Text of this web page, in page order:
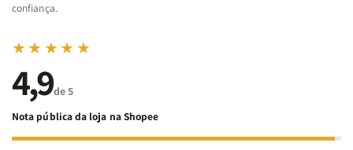
confiança.
★★★★★
4,9de 5
Nota pública da loja na Shopee